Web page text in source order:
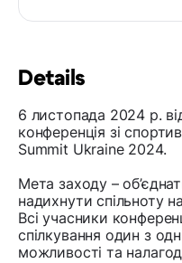
Details
6 листопада 2024 р.
конференція зі
Summit Ukraine 2024.
Мета заходу –
надихнути спільноту
Всі учасники
спілкування один з
можливості та